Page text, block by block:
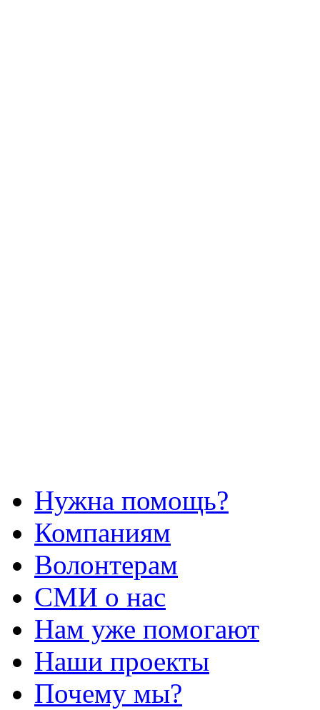
Нужна помощь?
Компаниям
Волонтерам
СМИ о нас
Нам уже помогают
Наши проекты
Почему мы?